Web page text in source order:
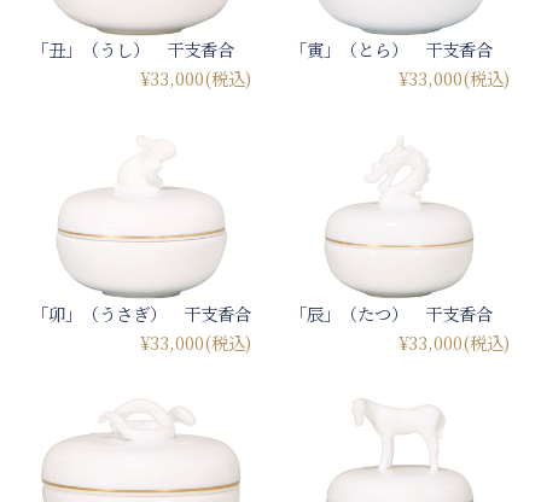
「丑」（うし） 干支香合
¥33,000(税込)
「寅」（とら） 干支香合
¥33,000(税込)
「卯」（うさぎ） 干支香合
¥33,000(税込)
「辰」（たつ） 干支香合
¥33,000(税込)